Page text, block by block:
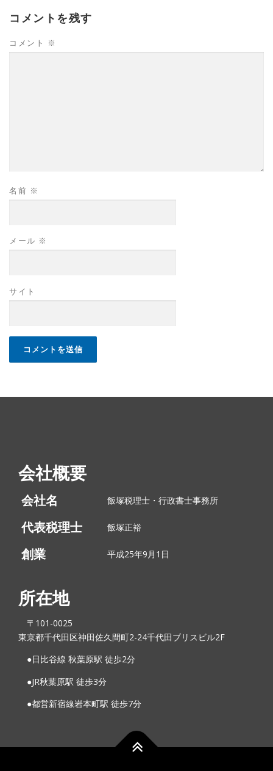
コメントを残す
コメント ※
名前 ※
メール ※
サイト
会社概要
会社名 飯塚税理士・行政書士事務所
代表税理士 飯塚正裕
創業 平成25年9月1日
所在地
〒101-0025
東京都千代田区神田佐久間町2-24千代田ブリスビル2F
●日比谷線 秋葉原駅 徒歩2分
●︎JR秋葉原駅 徒歩3分
●︎都営新宿線岩本町駅 徒歩7分